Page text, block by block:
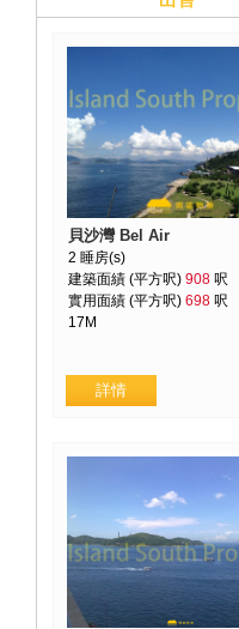
貝沙灣 Bel Air
2 睡房(s)
建築面績 (平方呎) 908 呎
實用面績 (平方呎) 698 呎
17M